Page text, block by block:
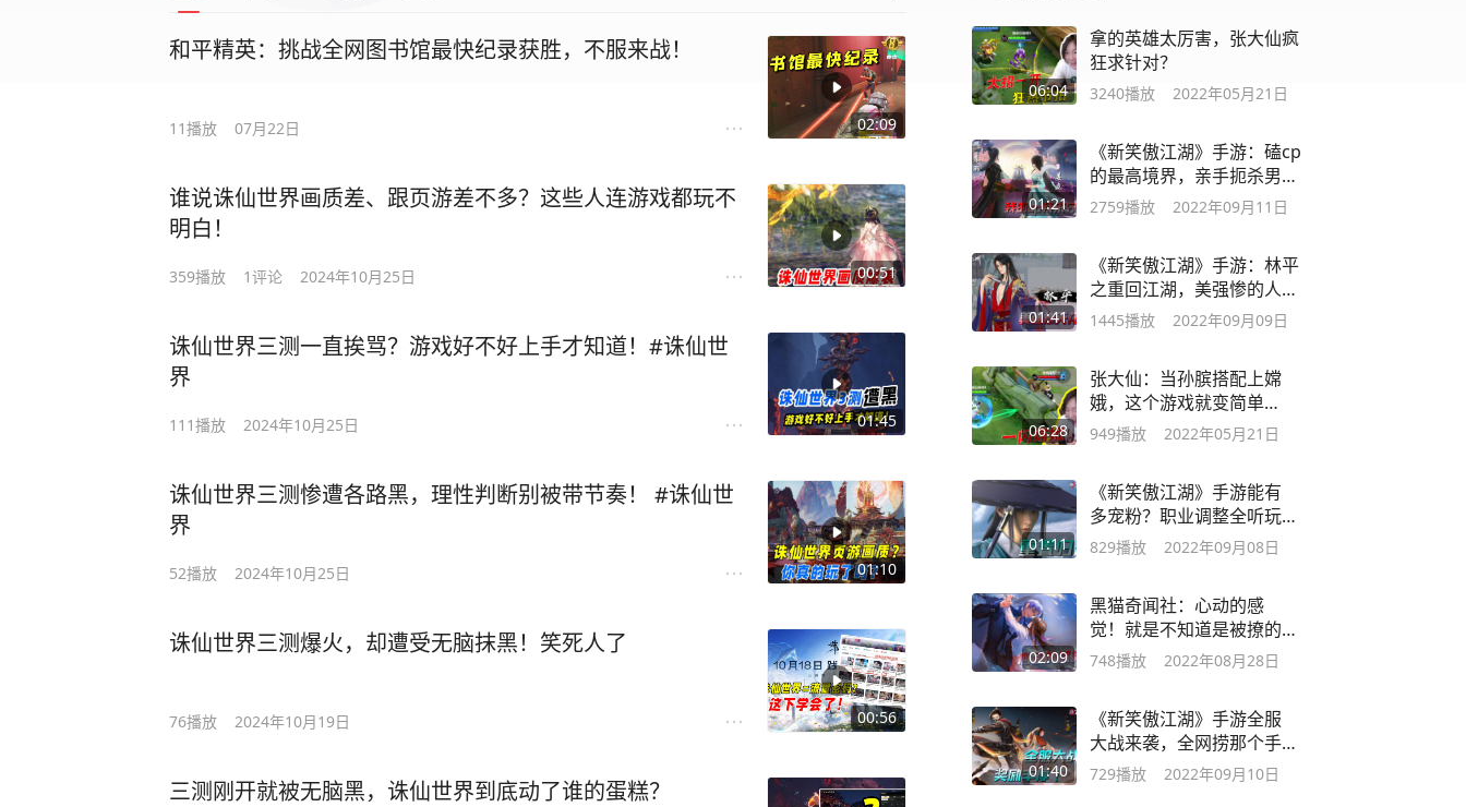
02:09
和平精英：挑战全网图书馆最快纪录获胜，不服来战！
11播放 07月22日
00:51
谁说诛仙世界画质差、跟页游差不多？这些人连游戏都玩不
明白！
359播放 1评论 2024年10月25日
01:45
诛仙世界三测一直挨骂？游戏好不好上手才知道！#诛仙世
界
111播放 2024年10月25日
01:10
诛仙世界三测惨遭各路黑，理性判断别被带节奏！ #诛仙世
界
52播放 2024年10月25日
00:56
诛仙世界三测爆火，却遭受无脑抹黑！笑死人了
76播放 2024年10月19日
三测刚开就被无脑黑，诛仙世界到底动了谁的蛋糕？
06:04
拿的英雄太厉害，张大仙疯
狂求针对？
3240播放 2022年05月21日
01:21
《新笑傲江湖》手游：磕cp
的最高境界，亲手扼杀男主
情敌！
2759播放 2022年09月11日
01:41
《新笑傲江湖》手游：林平
之重回江湖，美强惨的人生
要被改写了？
1445播放 2022年09月09日
06:28
张大仙：当孙膑搭配上嫦
娥，这个游戏就变简单
了！
949播放 2022年05月21日
01:11
《新笑傲江湖》手游能有
多宠粉？职业调整全听玩
家的！
829播放 2022年09月08日
02:09
黑猫奇闻社：心动的感
觉！就是不知道是被撩的
还是被吓的！
748播放 2022年08月28日
01:40
《新笑傲江湖》手游全服
大战来袭，全网捞那个手
速最快的少侠！
729播放 2022年09月10日